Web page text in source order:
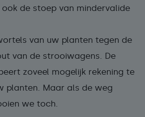
de stoep van mindervalide
van uw planten tegen de
van de strooiwagens. De
zoveel mogelijk rekening te
planten. Maar als de weg
we toch.